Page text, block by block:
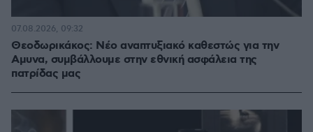
Θεοδωρικάκος: Νέο αναπτυξιακό καθεστώς για την
Αμυνα, συμβάλλουμε στην εθνική ασφάλεια της
πατρίδας μας
07.08.2026, 09:32